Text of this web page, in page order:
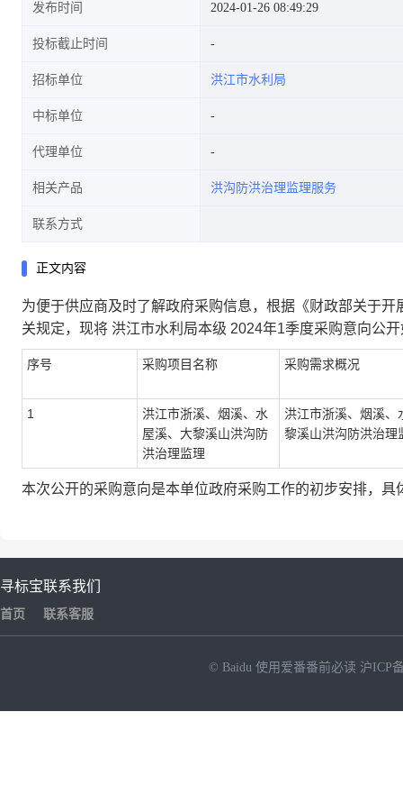
发布时间 2024-01-26 08:49:29
投标截止时间
招标单位 洪江市水利局
中标单位
代理单位
相关产品 洪沟防洪治理监理服务
联系方式
正文内容
为便于供应商及时了解政府采购信息，根据《财政部关于
关规定，现将 洪江市水利局本级 2024年1季度采购意向公
序号 采购项目名称 采购需求概况
1
洪江市浙溪、烟溪、水
屋溪、大黎溪山洪沟防
洪治理监理
洪江市浙溪、烟溪、
黎溪山洪沟防洪治理
本次公开的采购意向是本单位政府采购工作的初步安排，
寻标宝
首页
联系我们
联系客服
© Baidu 使用爱番番前必读 沪ICP